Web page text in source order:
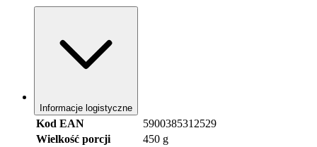
Informacje logistyczne
Kod EAN
5900385312529
Wielkość porcji
450 g